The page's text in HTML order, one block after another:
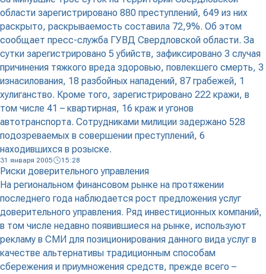
области зарегистрировано 880 преступлений, 649 из них
раскрыто, раскрываемость составила 72,9%. Об этом
сообщает пресс-служба ГУВД Свердловской области. За
сутки зарегистрировано 5 убийств, зафиксировано 3 случая
причинения тяжкого вреда здоровью, повлекшего смерть, 3
изнасилования, 18 разбойных нападений, 87 грабежей, 1
хулиганство. Кроме того, зарегистрировано 222 кражи, в
том числе 41 – квартирная, 16 краж и угонов
автотранспорта. Сотрудниками милиции задержано 528
подозреваемых в совершении преступлений, 6
находившихся в розыске.
31 января 2005 15:28
Риски доверительного управления
На региональном финансовом рынке на протяжении
последнего года наблюдается рост предложения услуг
доверительного управления. Ряд инвестиционных компаний,
в том числе недавно появившиеся на рынке, используют
рекламу в СМИ для позиционирования данного вида услуг в
качестве альтернативы традиционным способам
сбережения и приумножения средств, прежде всего –